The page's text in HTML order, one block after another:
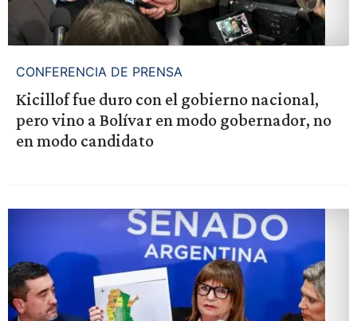
CONFERENCIA DE PRENSA
Kicillof fue duro con el gobierno nacional,
pero vino a Bolívar en modo gobernador, no
en modo candidato